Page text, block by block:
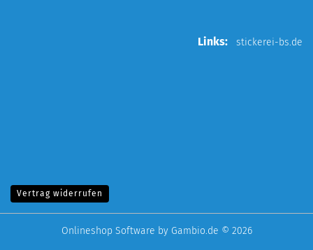
Links: stickerei-bs.de
Vertrag widerrufen
Onlineshop Software by Gambio.de © 2026